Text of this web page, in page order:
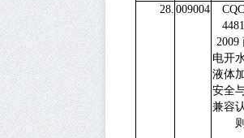
28. 009004
2009
电开
液体
安全
兼容
则